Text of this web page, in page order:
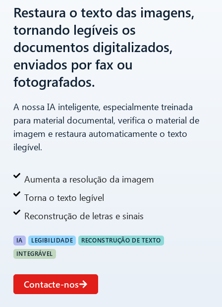
Restaura o texto das imagens,
tornando legíveis os
documentos digitalizados,
enviados por fax ou
fotografados.
A nossa IA inteligente, especialmente treinada
para material documental, verifica o material de
imagem e restaura automaticamente o texto
ilegível.
Aumenta a resolução da imagem
Torna o texto legível
Reconstrução de letras e sinais
IA LEGIBILIDADE
RECONSTRUÇÃO DE TEXTO
INTEGRÁVEL
Contacte-nos